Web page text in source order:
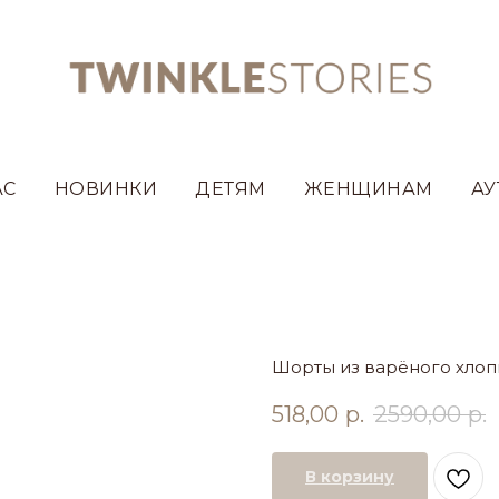
НОВИНКИ ДЕТЯМ ЖЕНЩИНАМ
Шорты из варёного
518,00 р. 2590,00 р.
В корзину